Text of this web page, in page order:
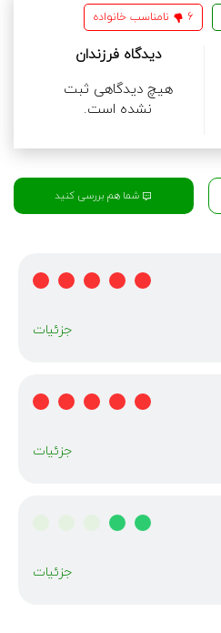
6 نامناسب خانواده
دیدگاه فرزندان
هیچ دیدگاهی ثبت
نشده است.
شما هم بررسی کنید
جزئیات
جزئیات
جزئیات